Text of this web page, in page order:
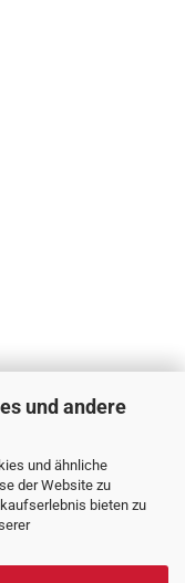
und andere
und ähnliche
der Website zu
bieten zu